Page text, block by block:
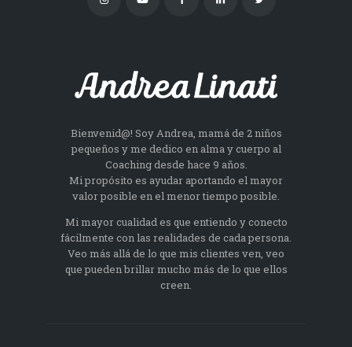
Bienvenid@! Soy Andrea, mamá de 2 niños
pequeños y me dedico en alma y cuerpo al
Coaching desde hace 9 años.
Mi propósito es ayudar aportando el mayor
valor posible en el menor tiempo posible.
Mi mayor cualidad es que entiendo y conecto
fácilmente con las realidades de cada persona.
Veo más allá de lo que mis clientes ven, veo
que pueden brillar mucho más de lo que ellos
creen.